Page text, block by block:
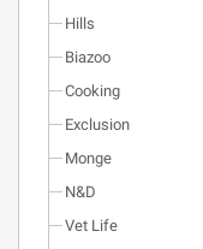
Hills
Biazoo
Cooking
Exclusion
Monge
N&D
Vet Life